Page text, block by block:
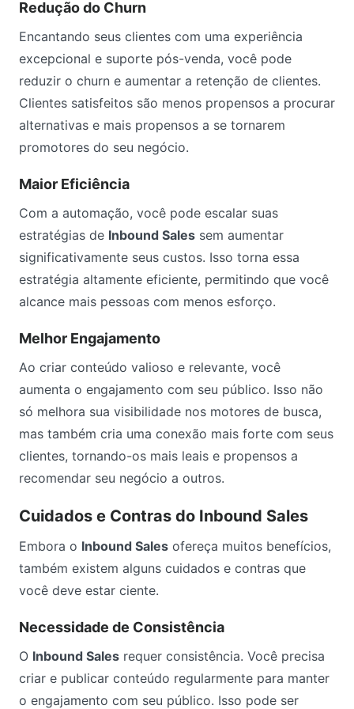
Redução do Churn
Encantando seus clientes com uma experiência
excepcional e suporte pós-venda, você pode
reduzir o churn e aumentar a retenção de clientes.
Clientes satisfeitos são menos propensos a procurar
alternativas e mais propensos a se tornarem
promotores do seu negócio.
Maior Eficiência
Com a automação, você pode escalar suas
estratégias de Inbound Sales sem aumentar
significativamente seus custos. Isso torna essa
estratégia altamente eficiente, permitindo que você
alcance mais pessoas com menos esforço.
Melhor Engajamento
Ao criar conteúdo valioso e relevante, você
aumenta o engajamento com seu público. Isso não
só melhora sua visibilidade nos motores de busca,
mas também cria uma conexão mais forte com seus
clientes, tornando-os mais leais e propensos a
recomendar seu negócio a outros.
Cuidados e Contras do Inbound Sales
Embora o Inbound Sales ofereça muitos benefícios,
também existem alguns cuidados e contras que
você deve estar ciente.
Necessidade de Consistência
O Inbound Sales requer consistência. Você precisa
criar e publicar conteúdo regularmente para manter
o engajamento com seu público. Isso pode ser